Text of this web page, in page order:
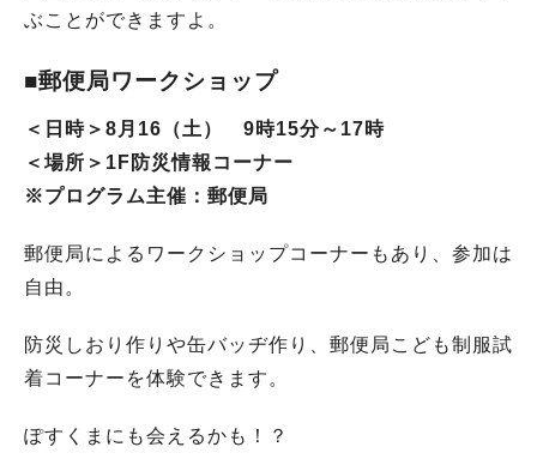
ぶことができますよ。
■郵便局ワークショップ
＜日時＞8月16（土） 9時15分～17時
＜場所＞1F防災情報コーナー
※プログラム主催：郵便局
郵便局によるワークショップコーナーもあり、参加は
自由。
防災しおり作りや缶バッヂ作り、郵便局こども制服試
着コーナーを体験できます。
ぽすくまにも会えるかも！？